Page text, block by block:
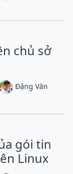
chủ sở
Đặng Văn
gói tin
Linux